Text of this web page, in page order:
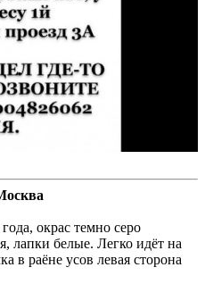
окрас темно серо
лапки белые. Легко идёт на
в раёне усов левая сторона